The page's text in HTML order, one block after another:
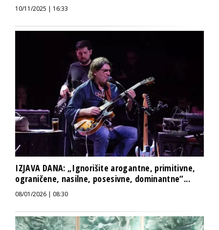
10/11/2025 | 16:33
IZJAVA DANA: „Ignorišite arogantne, primitivne,
ograničene, nasilne, posesivne, dominantne“...
08/01/2026 | 08:30